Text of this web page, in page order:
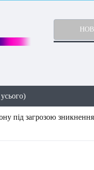
під загрозою зникнення